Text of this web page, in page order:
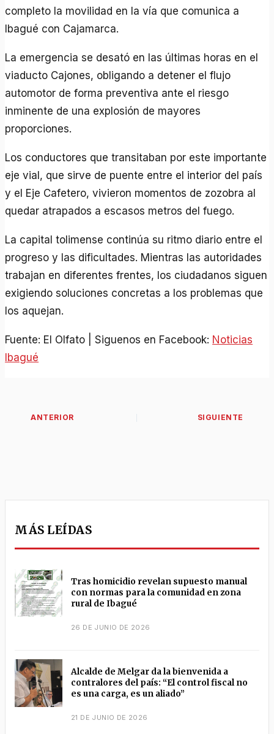
completo la movilidad en la vía que comunica a
Ibagué con Cajamarca.
La emergencia se desató en las últimas horas en el
viaducto Cajones, obligando a detener el flujo
automotor de forma preventiva ante el riesgo
inminente de una explosión de mayores
proporciones.
Los conductores que transitaban por este importante
eje vial, que sirve de puente entre el interior del país
y el Eje Cafetero, vivieron momentos de zozobra al
quedar atrapados a escasos metros del fuego.
La capital tolimense continúa su ritmo diario entre el
progreso y las dificultades. Mientras las autoridades
trabajan en diferentes frentes, los ciudadanos siguen
exigiendo soluciones concretas a los problemas que
los aquejan.
Fuente: El Olfato | Siguenos en Facebook: Noticias
Ibagué
MÁS LEÍDAS
Tras homicidio revelan supuesto manual
con normas para la comunidad en zona
rural de Ibagué
26 DE JUNIO DE 2026
Alcalde de Melgar da la bienvenida a
contralores del país: “El control fiscal no
es una carga, es un aliado”
21 DE JUNIO DE 2026